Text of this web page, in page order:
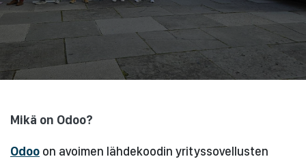
Mikä on Odoo?
Odoo on avoimen lähdekoodin yrityssovellusten